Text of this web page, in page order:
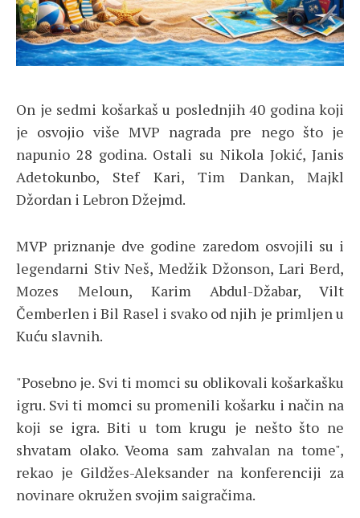
On je sedmi košarkaš u poslednjih 40 godina koji
je osvojio više MVP nagrada pre nego što je
napunio 28 godina. Ostali su Nikola Jokić, Janis
Adetokunbo, Stef Kari, Tim Dankan, Majkl
Džordan i Lebron Džejmd.
MVP priznanje dve godine zaredom osvojili su i
legendarni Stiv Neš, Medžik Džonson, Lari Berd,
Mozes Meloun, Karim Abdul-Džabar, Vilt
Čemberlen i Bil Rasel i svako od njih je primljen u
Kuću slavnih.
"Posebno je. Svi ti momci su oblikovali košarkašku
igru. Svi ti momci su promenili košarku i način na
koji se igra. Biti u tom krugu je nešto što ne
shvatam olako. Veoma sam zahvalan na tome",
rekao je Gildžes-Aleksander na konferenciji za
novinare okružen svojim saigračima.